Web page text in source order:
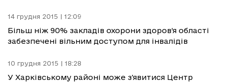
14 грудня 2015 | 12:09
Більш ніж 90% закладів охорони здоров’я області
забезпечені вільним доступом для інвалідів
10 грудня 2015 | 18:28
У Харківському районі може з'явитися Центр